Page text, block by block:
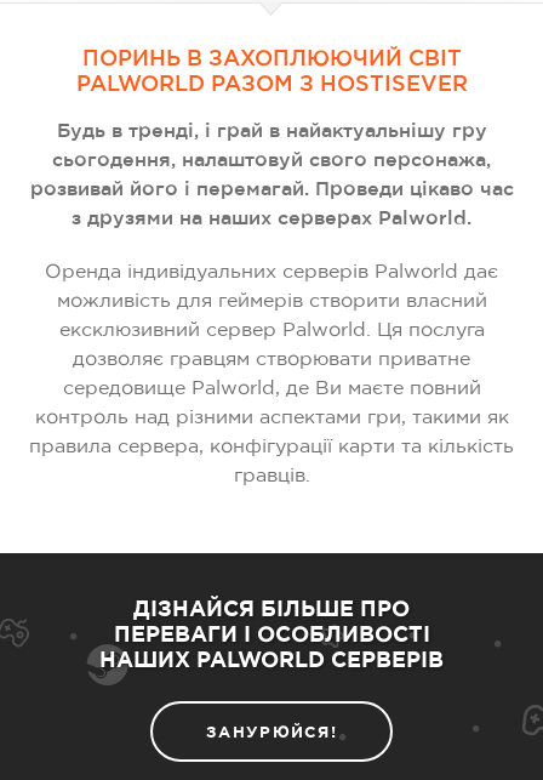
ПОРИНЬ В ЗАХОПЛЮЮЧИЙ СВІТ
PALWORLD РАЗОМ З HOSTISEVER
Будь в тренді, і грай в найактуальнішу гру
сьогодення, налаштовуй свого персонажа,
розвивай його і перемагай. Проведи цікаво час
з друзями на наших серверах Palworld.
Оренда індивідуальних серверів Palworld дає
можливість для геймерів створити власний
ексклюзивний сервер Palworld. Ця послуга
дозволяє гравцям створювати приватне
середовище Palworld, де Ви маєте повний
контроль над різними аспектами гри, такими як
правила сервера, конфігурації карти та кількість
гравців.
ДІЗНАЙСЯ БІЛЬШЕ ПРО
ПЕРЕВАГИ І ОСОБЛИВОСТІ
НАШИХ PALWORLD СЕРВЕРІВ
ЗАНУРЮЙСЯ!